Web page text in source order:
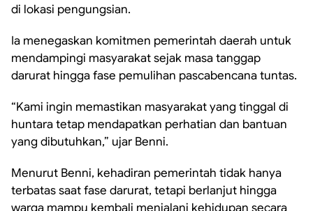
di lokasi pengungsian.
Ia menegaskan komitmen pemerintah daerah untuk
mendampingi masyarakat sejak masa tanggap
darurat hingga fase pemulihan pascabencana tuntas.
“Kami ingin memastikan masyarakat yang tinggal di
huntara tetap mendapatkan perhatian dan bantuan
yang dibutuhkan,” ujar Benni.
Menurut Benni, kehadiran pemerintah tidak hanya
terbatas saat fase darurat, tetapi berlanjut hingga
warga mampu kembali menjalani kehidupan secara